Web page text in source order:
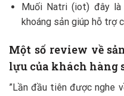
Muối Natri (iot) đây
khoáng sản giúp hỗ trợ
Một số review về
lựu của khách hàng
”Lần đầu tiên được nghe